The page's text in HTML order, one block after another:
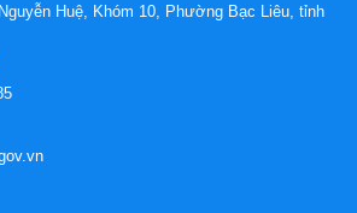
Huệ, Khóm 10, Phường Bạc Liêu, tỉnh